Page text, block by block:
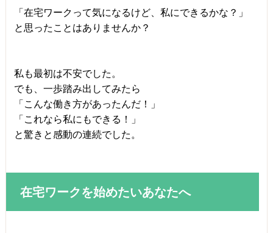
「在宅ワークって気になるけど、私にできるかな？」
と思ったことはありませんか？
私も最初は不安でした。
でも、一歩踏み出してみたら
「こんな働き方があったんだ！」
「これなら私にもできる！」
と驚きと感動の連続でした。
在宅ワークを始めたいあなたへ